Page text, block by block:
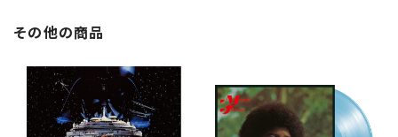
その他の商品